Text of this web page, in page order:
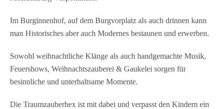
Im Burginnenhof, auf dem Burgvorplatz als auch drinnen kann
man Historisches aber auch Modernes bestaunen und erwerben.
Sowohl weihnachtliche Klänge als auch handgemachte Musik,
Feuershows, Weihnachtszauberei & Gaukelei sorgen für
besinnliche und unterhaltsame Momente.
Die Traumzauberhex ist mit dabei und verpasst den Kindern ein